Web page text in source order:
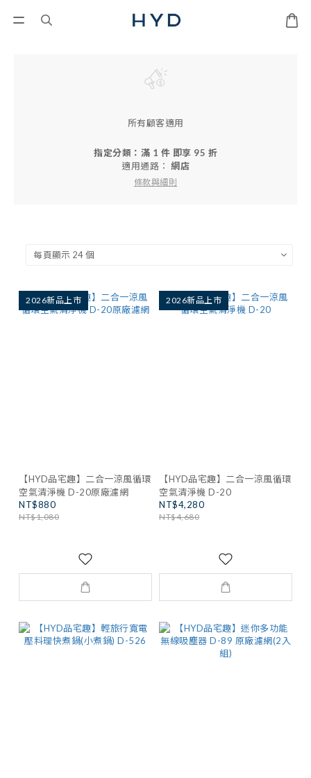
所有顧客適用
指定分類：滿 1 件 即享 95 折
適用通路： 網店
條款與細則
2026新品上市
【HYD品宅趣】二合一涼風循環
空氣清淨機 D-20原廠濾網
NT$880
NT$1,080
2026新品上市
【HYD品宅趣】二合一涼風循環
空氣清淨機 D-20
NT$4,280
NT$4,680